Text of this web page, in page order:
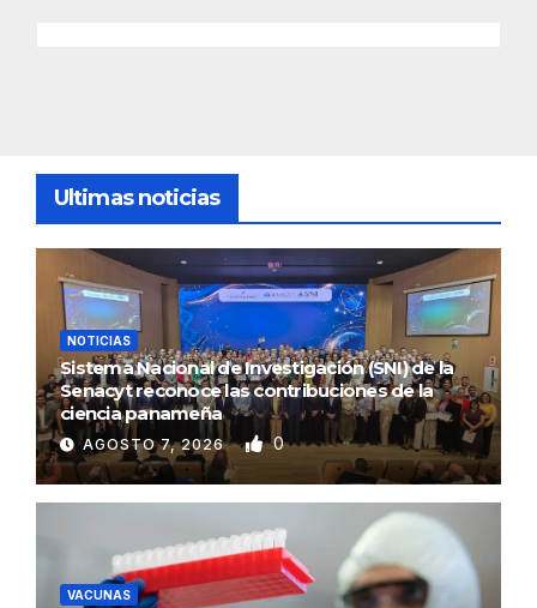
Ultimas noticias
NOTICIAS
Sistema Nacional de Investigación (SNI) de la
Senacyt reconoce las contribuciones de la
ciencia panameña
AGOSTO 7, 2026 0
VACUNAS